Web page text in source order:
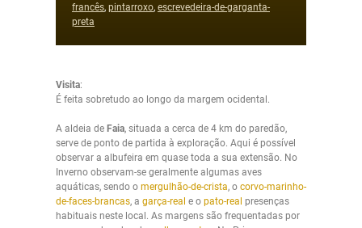
francês, pintarroxo, escrevedeira-de-garganta-
preta
Visita:
É feita sobretudo ao longo da margem ocidental.
A aldeia de Faia, situada a cerca de 4 km do paredão,
serve de ponto de partida à exploração. Aqui é possível
observar a albufeira em quase toda a sua extensão. No
Inverno observam-se geralmente algumas aves
aquáticas, sendo o mergulhão-de-crista, o corvo-marinho-
de-faces-brancas, a garça-real e o pato-real presenças
habituais neste local. As margens são frequentadas por